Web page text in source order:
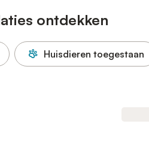
ontdekken
Huisdieren toegestaan